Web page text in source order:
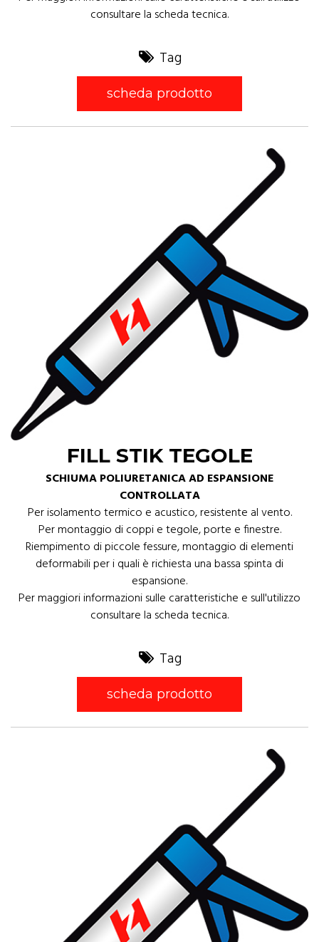
consultare la scheda tecnica.
Tag
scheda prodotto
FILL STIK TEGOLE
SCHIUMA POLIURETANICA AD ESPANSIONE
CONTROLLATA
Per isolamento termico e acustico, resistente al vento.
Per montaggio di coppi e tegole, porte e finestre.
Riempimento di piccole fessure, montaggio di elementi
deformabili per i quali è richiesta una bassa spinta di
espansione.
Per maggiori informazioni sulle caratteristiche e sull'utilizzo
consultare la scheda tecnica.
Tag
scheda prodotto